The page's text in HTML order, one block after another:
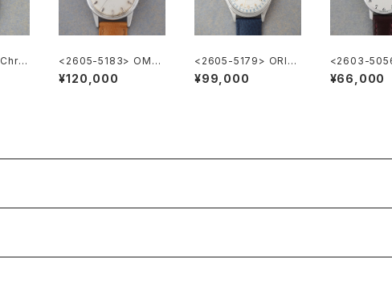
<2605-5183> OME
GA ”Cal.285"
¥120,000
<2605-5179> ORIS
Ref.7470 ”POINTER
DATE"
¥99,000
<2603-
TH
¥66,000